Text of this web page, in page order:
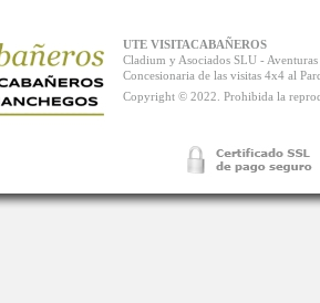
UTE VISITACABAÑEROS
Cladium y Asociados SLU -
Concesionaria de las visitas 4x4 al
Copyright © 2022. Prohibida la